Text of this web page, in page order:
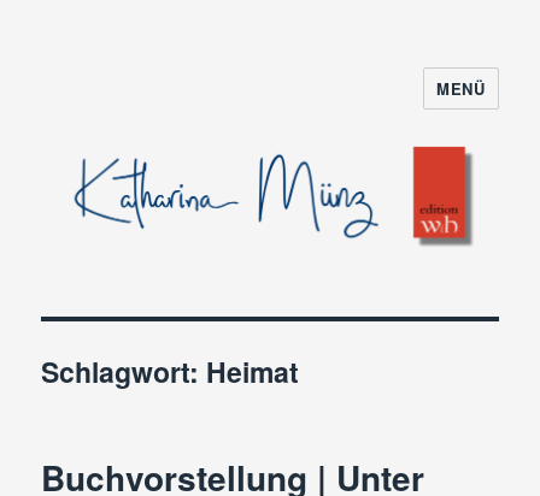
MENÜ
Schlagwort: Heimat
Buchvorstellung | Unter